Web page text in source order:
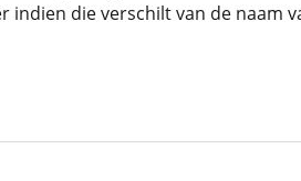
indien die verschilt van de naam